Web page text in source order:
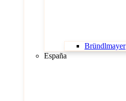
Bründlmayer
España